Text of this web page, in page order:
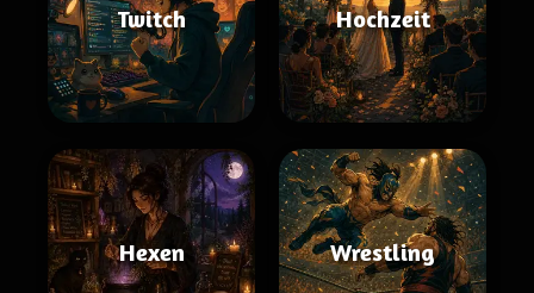
Twitch Hochzeit
Hexen Wrestling